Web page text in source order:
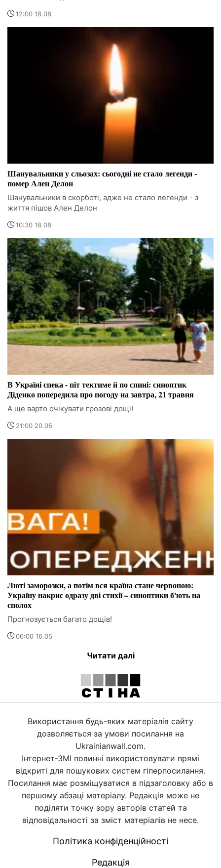
12:00 18.08
Шанувальники у сльозах: сьогодні не стало легенди -
помер Ален Делон
Шанувальники в скорботі, адже не стало легенди - з
життя пішов Ален Делон
10:30 18.08
В Україні спека - піт тектиме й по спині: синоптик
Діденко попередила про погоду на завтра, 21 травня
А ще варто очікувати грозові дощі!
21:00 20.05
Люті заморозки, а потім вся країна стане червоною:
Україну накриє одразу дві стихії – синоптики б'ють на
сполох
Прогнозується багато дощів!
06:00 16.05
Читати далі
Використання будь-яких матеріалів сайту
дозволяється за умови посилання на
Ukrainianwall.com.
Інтернет-ЗМІ повинні використовувати прямі
відкриті для пошукових систем гіперпосилання.
Посилання має розміщуватися в підзаголовку або в
першому абзаці матеріалу. Редакція може не
поділяти точку зору авторів статей та
відповідальності за зміст матеріалів не несе.
Політика конфіденційності
Редакція